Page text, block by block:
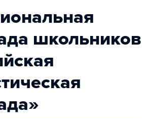
школьников